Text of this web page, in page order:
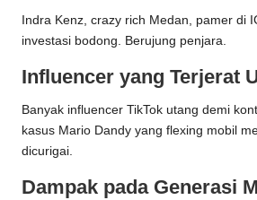
Indra Kenz, crazy rich Medan, pamer di
investasi bodong. Berujung penjara.
Influencer yang Terjerat
Banyak influencer TikTok utang demi
kasus Mario Dandy yang flexing mobil
dicurigai.
Dampak pada Generasi